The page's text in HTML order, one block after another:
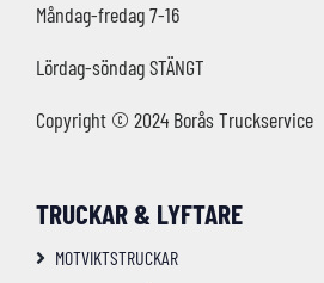
Måndag-fredag 7-16
Lördag-söndag STÄNGT
Copyright © 2024 Borås Truckservice
TRUCKAR & LYFTARE
MOTVIKTSTRUCKAR